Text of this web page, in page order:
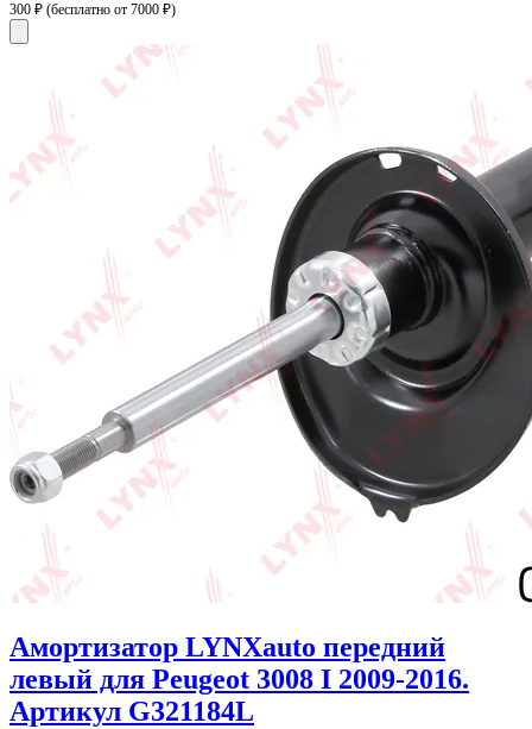
300 ₽ (бесплатно от 7000 ₽)
Амортизатор LYNXauto передний
левый для Peugeot 3008 I 2009-2016.
Артикул G321184L